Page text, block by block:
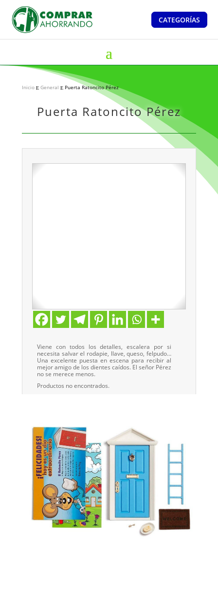
CATEGORÍAS
Inicio E General E Puerta Ratoncito Pérez
Puerta Ratoncito Pérez
Viene con todos los detalles, escalera por si
necesita salvar el rodapie, llave, queso, felpudo…
Una excelente puesta en escena para recibir al
mejor amigo de los dientes caídos. El señor Pérez
no se merece menos.
Productos no encontrados.